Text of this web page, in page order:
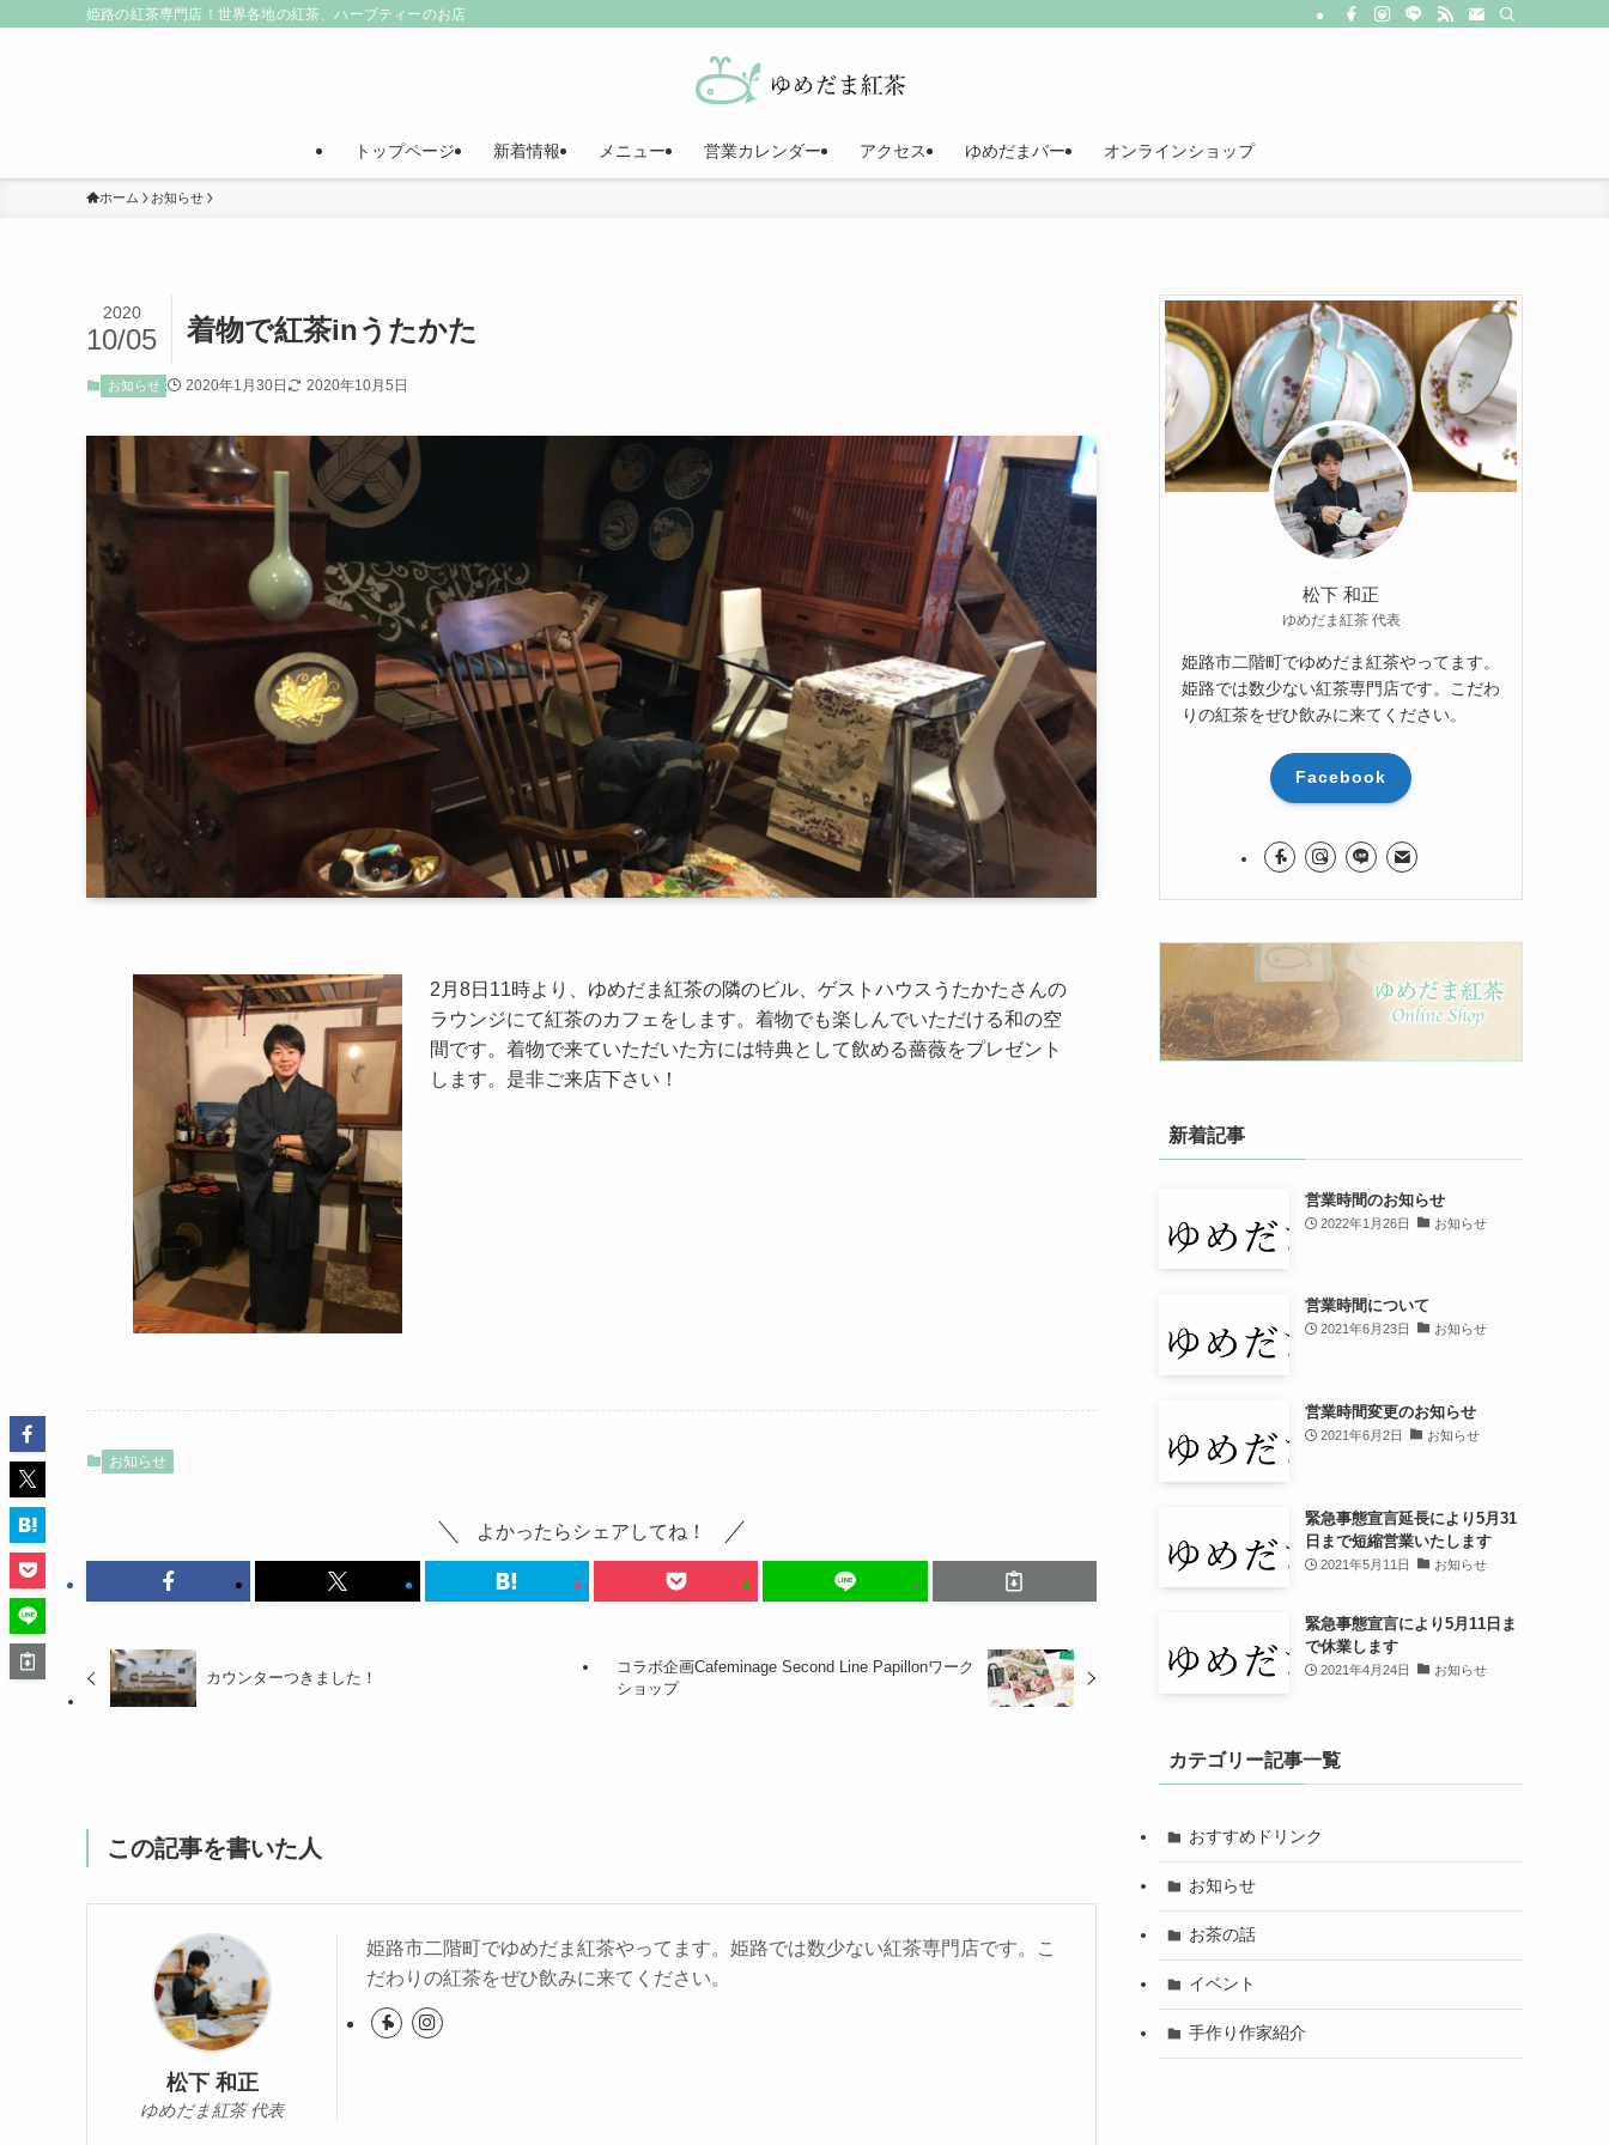
姫路の紅茶専門店！世界各地の紅茶、ハーブティーのお店
トップページ 新着情報 メニュー 営業カレンダー アクセス ゆめだまバー オンラインショップ
ホーム お知らせ
着物で紅茶inうたかた
2020
10/05
お知らせ 2020年1月30日 2020年10月5日
2月8日11時より、ゆめだま紅茶の隣のビル、ゲストハウスうたかたさんの
ラウンジにて紅茶のカフェをします。着物でも楽しんでいただける和の空
間です。着物で来ていただいた方には特典として飲める薔薇をプレゼント
します。是非ご来店下さい！
お知らせ
よかったらシェアしてね！
カウンターつきました！
コラボ企画Cafeminage Second Line Papillonワーク
ショップ
この記事を書いた人
松下 和正
ゆめだま紅茶 代表
姫路市二階町でゆめだま紅茶やってます。姫路では数少ない紅茶専門店です。こ
だわりの紅茶をぜひ飲みに来てください。
松下 和正
ゆめだま紅茶 代表
姫路市二階町でゆめだま紅茶やってます。
姫路では数少ない紅茶専門店です。こだわ
りの紅茶をぜひ飲みに来てください。
Facebook
新着記事
営業時間のお知らせ
2022年1月26日 お知らせ
営業時間について
2021年6月23日 お知らせ
営業時間変更のお知らせ
2021年6月2日 お知らせ
緊急事態宣言延長により5月31
日まで短縮営業いたします
2021年5月11日 お知らせ
緊急事態宣言により5月11日ま
で休業します
2021年4月24日 お知らせ
カテゴリー記事一覧
おすすめドリンク
お知らせ
お茶の話
イベント
手作り作家紹介